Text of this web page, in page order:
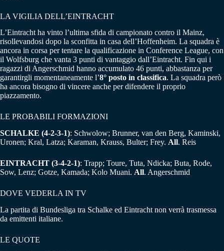
LA VIGILIA DELL’EINTRACHT
L’Eintracht ha vinto l’ultima sfida di campionato contro il Mainz,
risollevandosi dopo la sconfitta in casa dell’Hoffenheim. La squadra è
ancora in corsa per tentare la qualificazione in Conference League, con
il Wolfsburg che vanta 3 punti di vantaggio dall’Eintracht. Fin qui i
ragazzi di Angerschmid hanno accumulato 46 punti, abbastanza per
garantirgli momentaneamente l’8° posto in classifica. La squadra però
ha ancora bisogno di vincere anche per difendere il proprio
piazzamento.
LE PROBABILI FORMAZIONI
SCHALKE (4-2-3-1): Schwolow; Brunner, van den Berg, Kaminski,
Uronen; Kral, Latza; Karaman, Krauss, Bulter; Frey. All. Reis
EINTRACHT (3-4-2-1): Trapp; Toure, Tuta, Ndicka; Buta, Rode,
Sow, Lenz; Gotze, Kamada; Kolo Muani. All. Angerschmid
DOVE VEDERLA IN TV
La partita di Bundesliga tra Schalke ed Eintracht non verrà trasmessa
da emittenti italiane.
LE QUOTE